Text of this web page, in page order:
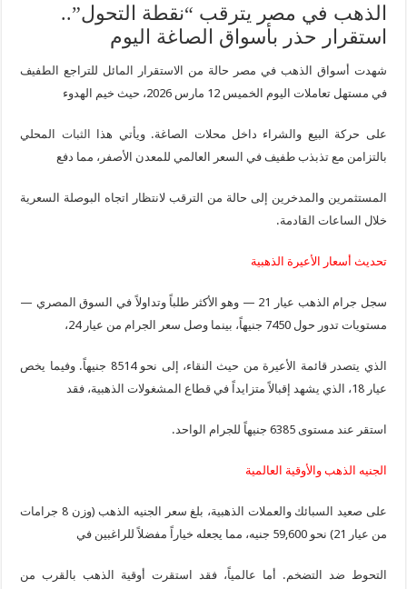
الذهب في مصر يترقب “نقطة التحول”..
استقرار حذر بأسواق الصاغة اليوم
شهدت أسواق الذهب في مصر حالة من الاستقرار المائل للتراجع الطفيف
في مستهل تعاملات اليوم الخميس 12 مارس 2026، حيث خيم الهدوء
على حركة البيع والشراء داخل محلات الصاغة. ويأتي هذا الثبات المحلي
بالتزامن مع تذبذب طفيف في السعر العالمي للمعدن الأصفر، مما دفع
المستثمرين والمدخرين إلى حالة من الترقب لانتظار اتجاه البوصلة السعرية
خلال الساعات القادمة.
تحديث أسعار الأعيرة الذهبية
سجل جرام الذهب عيار 21 — وهو الأكثر طلباً وتداولاً في السوق المصري —
مستويات تدور حول 7450 جنيهاً، بينما وصل سعر الجرام من عيار 24،
الذي يتصدر قائمة الأعيرة من حيث النقاء، إلى نحو 8514 جنيهاً. وفيما يخص
عيار 18، الذي يشهد إقبالاً متزايداً في قطاع المشغولات الذهبية، فقد
استقر عند مستوى 6385 جنيهاً للجرام الواحد.
الجنيه الذهب والأوقية العالمية
على صعيد السبائك والعملات الذهبية، بلغ سعر الجنيه الذهب (وزن 8 جرامات
من عيار 21) نحو 59,600 جنيه، مما يجعله خياراً مفضلاً للراغبين في
التحوط ضد التضخم. أما عالمياً، فقد استقرت أوقية الذهب بالقرب من